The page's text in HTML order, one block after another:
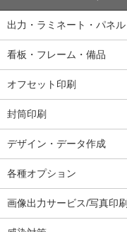
出力・ラミネート・パネル
看板・フレーム・備品
オフセット印刷
封筒印刷
デザイン・データ作成
各種オプション
画像出力サービス/写真印刷